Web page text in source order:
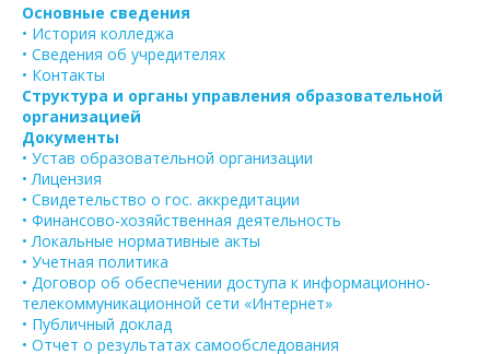
Основные сведения
• История колледжа
• Сведения об учредителях
• Контакты
Структура и органы управления образовательной
организацией
Документы
• Устав образовательной организации
• Лицензия
• Свидетельство о гос. аккредитации
• Финансово-хозяйственная деятельность
• Локальные нормативные акты
• Учетная политика
• Договор об обеспечении доступа к информационно-
телекоммуникационной сети «Интернет»
• Публичный доклад
• Отчет о результатах самообследования